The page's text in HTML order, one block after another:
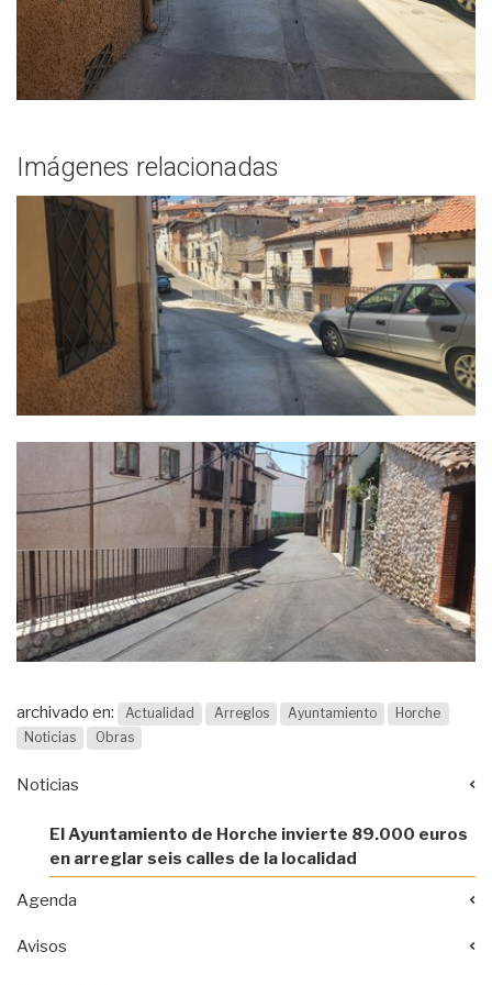
Imágenes relacionadas
archivado en: Actualidad Arreglos Ayuntamiento
Horche
Noticias
Obras
Noticias
El Ayuntamiento de Horche invierte 89.000 euros
en arreglar seis calles de la localidad
Agenda
Avisos